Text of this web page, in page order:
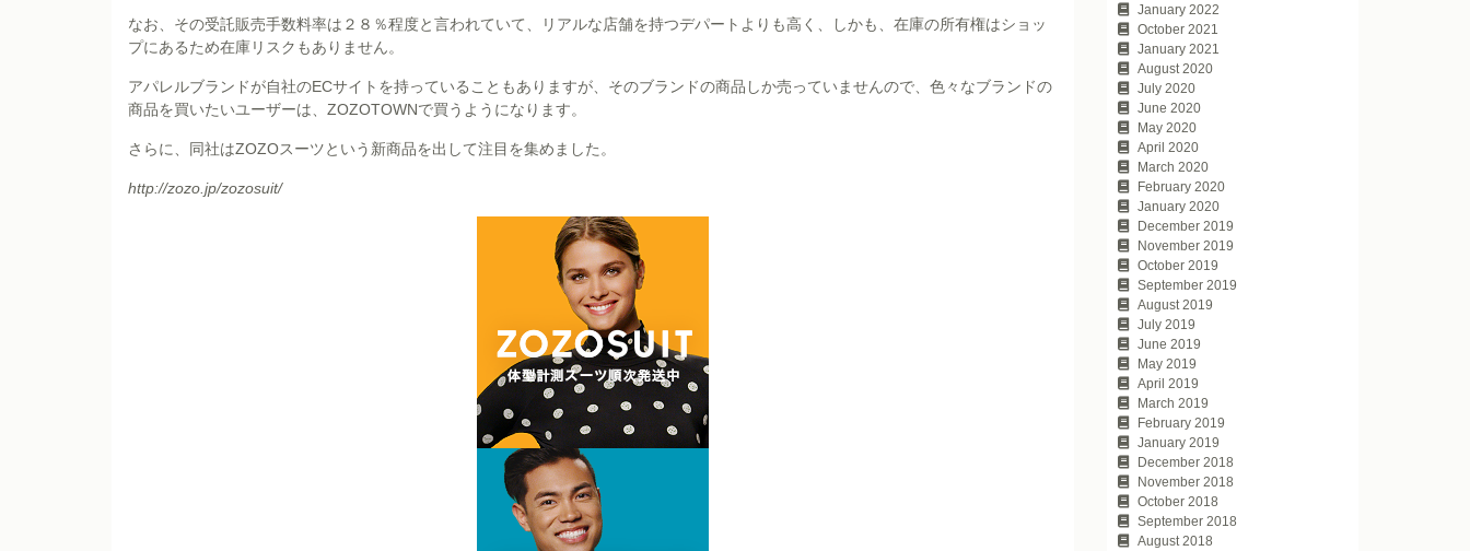
なお、その受託販売手数料率は２８％程度と言われていて、リアルな店舗を持つデパートよりも高く、しかも、在庫の所有権はショッ
プにあるため在庫リスクもありません。
アパレルブランドが自社のECサイトを持っていることもありますが、そのブランドの商品しか売っていませんので、色々なブランドの
商品を買いたいユーザーは、ZOZOTOWNで買うようになります。
さらに、同社はZOZOスーツという新商品を出して注目を集めました。
http://zozo.jp/zozosuit/
January 2022
October 2021
January 2021
August 2020
July 2020
June 2020
May 2020
April 2020
March 2020
February 2020
January 2020
December 2019
November 2019
October 2019
September 2019
August 2019
July 2019
June 2019
May 2019
April 2019
March 2019
February 2019
January 2019
December 2018
November 2018
October 2018
September 2018
August 2018